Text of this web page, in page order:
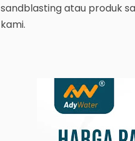
sandblasting atau produk
kami.